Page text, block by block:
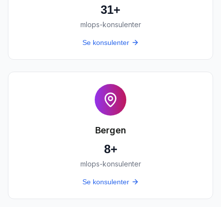
31+
mlops-konsulenter
Se konsulenter
Bergen
8+
mlops-konsulenter
Se konsulenter